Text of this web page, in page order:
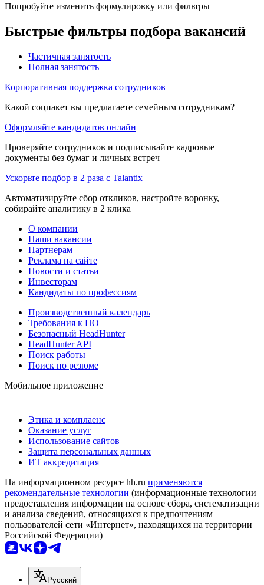
Попробуйте изменить формулировку или фильтры
Быстрые фильтры подбора вакансий
Частичная занятость
Полная занятость
Корпоративная поддержка сотрудников
Какой соцпакет вы предлагаете семейным сотрудникам?
Оформляйте кандидатов онлайн
Проверяйте сотрудников и подписывайте кадровые
документы без бумаг и личных встреч
Ускорьте подбор в 2 раза с Talantix
Автоматизируйте сбор откликов, настройте воронку,
собирайте аналитику в 2 клика
О компании
Наши вакансии
Партнерам
Реклама на сайте
Новости и статьи
Инвесторам
Кандидаты по профессиям
Производственный календарь
Требования к ПО
Безопасный HeadHunter
HeadHunter API
Поиск работы
Поиск по резюме
Мобильное приложение
Этика и комплаенс
Оказание услуг
Использование сайтов
Защита персональных данных
ИТ аккредитация
На информационном ресурсе hh.ru применяются
рекомендательные технологии (информационные технологии
предоставления информации на основе сбора, систематизации
и анализа сведений, относящихся к предпочтениям
пользователей сети «Интернет», находящихся на территории
Российской Федерации)
Русский